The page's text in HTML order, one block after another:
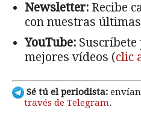
Newsletter: Recibe
con nuestras
YouTube:
mejores vídeos (clic
Sé tú el periodista:
través de Telegram.